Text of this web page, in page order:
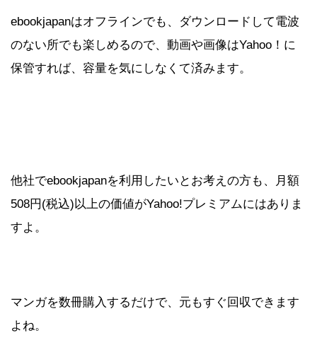
ebookjapanはオフラインでも、ダウンロードして電波
のない所でも楽しめるので、動画や画像はYahoo！に
保管すれば、容量を気にしなくて済みます。
他社でebookjapanを利用したいとお考えの方も、月額
508円(税込)以上の価値がYahoo!プレミアムにはありま
すよ。
マンガを数冊購入するだけで、元もすぐ回収できます
よね。